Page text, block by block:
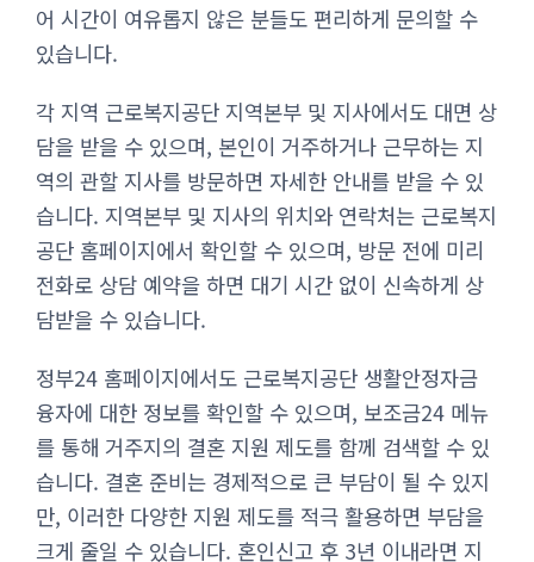
어 시간이 여유롭지 않은 분들도 편리하게 문의할 수
있습니다.
각 지역 근로복지공단 지역본부 및 지사에서도 대면 상
담을 받을 수 있으며, 본인이 거주하거나 근무하는 지
역의 관할 지사를 방문하면 자세한 안내를 받을 수 있
습니다. 지역본부 및 지사의 위치와 연락처는 근로복지
공단 홈페이지에서 확인할 수 있으며, 방문 전에 미리
전화로 상담 예약을 하면 대기 시간 없이 신속하게 상
담받을 수 있습니다.
정부24 홈페이지에서도 근로복지공단 생활안정자금
융자에 대한 정보를 확인할 수 있으며, 보조금24 메뉴
를 통해 거주지의 결혼 지원 제도를 함께 검색할 수 있
습니다. 결혼 준비는 경제적으로 큰 부담이 될 수 있지
만, 이러한 다양한 지원 제도를 적극 활용하면 부담을
크게 줄일 수 있습니다. 혼인신고 후 3년 이내라면 지